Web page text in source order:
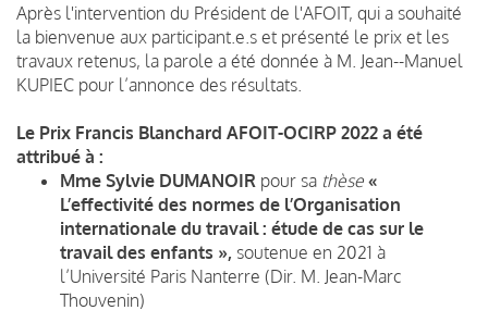
Après l'intervention du Président de l'AFOIT, qui a souhaité
la bienvenue aux participant.e.s et présenté le prix et les
travaux retenus, la parole a été donnée à M. Jean--Manuel
KUPIEC pour l’annonce des résultats.
Le Prix Francis Blanchard AFOIT-OCIRP 2022 a été
attribué à :
Mme Sylvie DUMANOIR pour sa thèse «
L’effectivité des normes de l’Organisation
internationale du travail : étude de cas sur le
travail des enfants », soutenue en 2021 à
l’Université Paris Nanterre (Dir. M. Jean-Marc
Thouvenin)